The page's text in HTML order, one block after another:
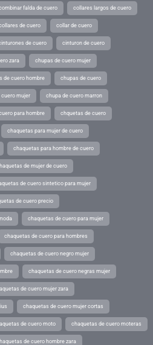
falda de cuero collares largos de cuero
de cuero collar de cuero
de cuero cinturon de cuero
zara chupas de cuero mujer
de cuero hombre chupas de cuero
cuero mujer chupa de cuero marron
para hombre chquetas de cuero
chaquetas para mujer de cuero
chaquetas para hombre de cuero
de mujer de cuero
de cuero sintetico para mujer
de cuero precio
chaquetas de cuero para mujer
chaquetas de cuero para hombres
chaquetas de cuero negro mujer
chaquetas de cuero negras mujer
de cuero mujer zara
chaquetas de cuero mujer cortas
de cuero moto chaquetas de cuero moteras
de cuero hombre zara